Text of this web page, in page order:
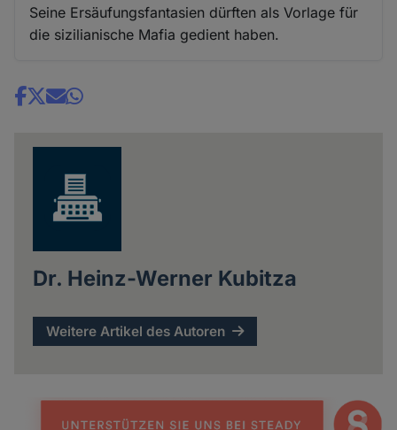
Seine Ersäufungsfantasien dürften als Vorlage für
die sizilianische Mafia gedient haben.
Share
Dr. Heinz-Werner Kubitza
Weitere Artikel des Autoren